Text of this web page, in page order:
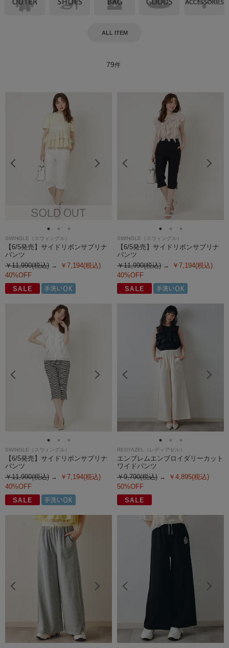
ALL ITEM
79件
SWINGLE（スウィングル）
【6/5発売】サイドリボンサブリナ
パンツ
￥11,990(税込)
￥7,194(税込)
40%OFF
SWINGLE（スウィングル）
【6/5発売】サイドリボンサブリナ
パンツ
￥11,990(税込)
￥7,194(税込)
40%OFF
SWINGLE（スウィングル）
【6/5発売】サイドリボンサブリナ
パンツ
￥11,990(税込)
￥7,194(税込)
40%OFF
REDYAZEL（レディアゼル）
エンブレムエンブロイダリーカット
ワイドパンツ
￥9,790(税込)
￥4,895(税込)
50%OFF